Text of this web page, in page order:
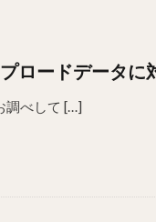
ロードデータに
調べして […]